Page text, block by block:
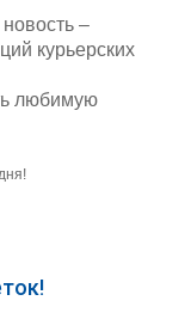
–
курьерских
любимую